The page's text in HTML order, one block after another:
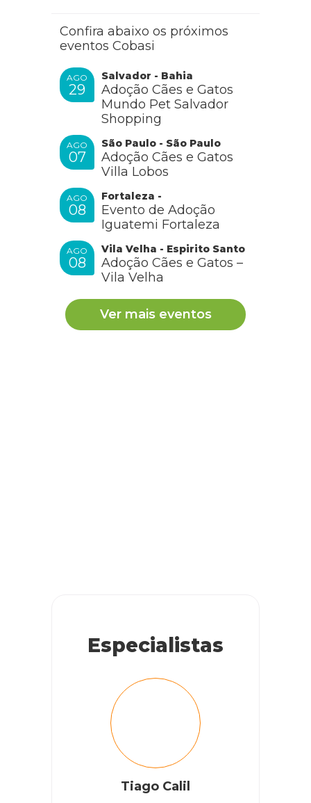
Confira abaixo os próximos
eventos Cobasi
AGO
29
Salvador - Bahia
Adoção Cães e Gatos
Mundo Pet Salvador
Shopping
AGO
07
São Paulo - São Paulo
Adoção Cães e Gatos
Villa Lobos
AGO
08
Fortaleza -
Evento de Adoção
Iguatemi Fortaleza
AGO
08
Vila Velha - Espirito Santo
Adoção Cães e Gatos –
Vila Velha
Ver mais eventos
Especialistas
Tiago Calil